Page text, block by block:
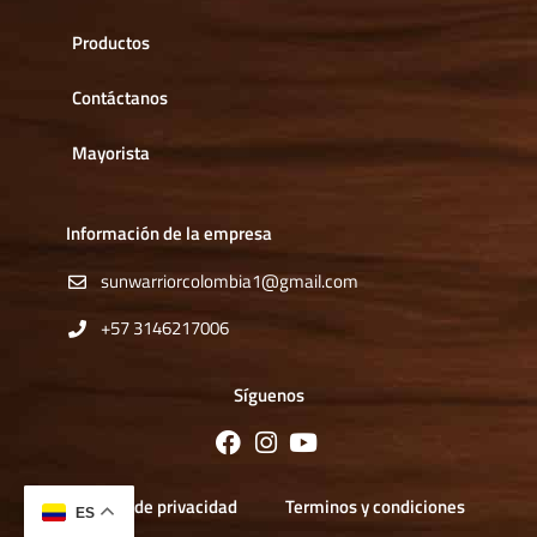
Productos
Contáctanos
Mayorista
Información de la empresa
sunwarriorcolombia1@gmail.com
+57 3146217006
Síguenos
Política de privacidad Terminos y condiciones
ES